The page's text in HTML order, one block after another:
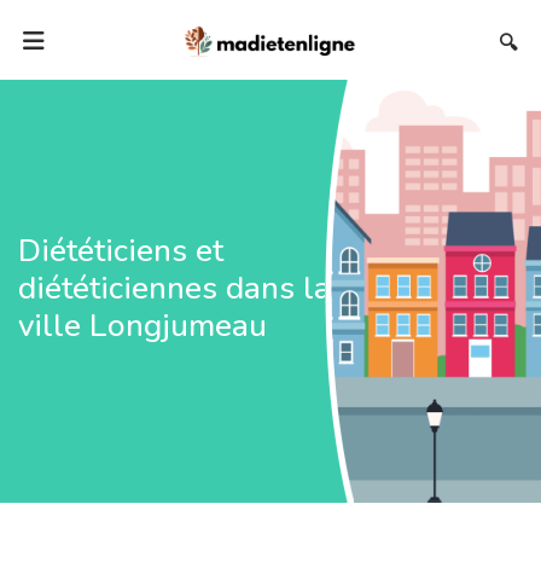
🔍
Diététiciens et
diététiciennes dans la
ville Longjumeau